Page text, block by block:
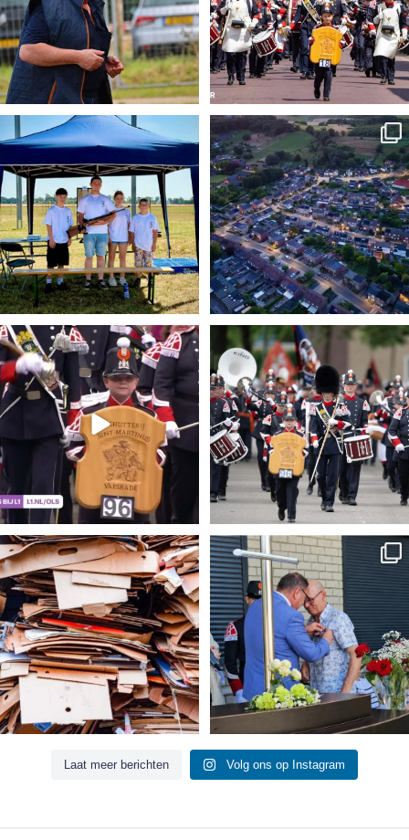
𝐉𝐞𝐮𝐠𝐝𝐬𝐜𝐡𝐢𝐞𝐭𝐞𝐧 𝐎𝐋𝐒: 𝐨𝐧𝐳𝐞
7 0
𝐕𝐚𝐞𝐬𝐫𝐚𝐝𝐞 𝐢𝐧 𝐞𝐞𝐧 𝐠𝐨𝐮𝐝𝐞𝐧...
4 0
𝐓𝐕 𝐮𝐢𝐭𝐳𝐞𝐧𝐝𝐢𝐧𝐠 𝐋𝟏: 𝐃𝐞𝐟𝐢𝐥𝐞́...
23 0
𝐓𝐫𝐨𝐭𝐬 𝐨𝐩 𝐨𝐧𝐳𝐞 𝐬𝐜𝐡𝐮𝐭𝐭𝐞𝐫𝐬,
4
𝐎𝐮𝐝 𝐏𝐚𝐩𝐢𝐞𝐫 𝐕𝐚𝐞𝐬𝐫𝐚𝐝𝐞 𝟐𝟖 𝐣𝐮𝐧𝐢...
1 0
𝐆𝐨𝐮𝐝𝐞𝐧 𝐆𝐞𝐦𝐞𝐞𝐧𝐭𝐞𝐬𝐩𝐞𝐥𝐝 𝐯𝐨𝐨𝐫
9 1
Laat meer berichten Volg ons op Instagram